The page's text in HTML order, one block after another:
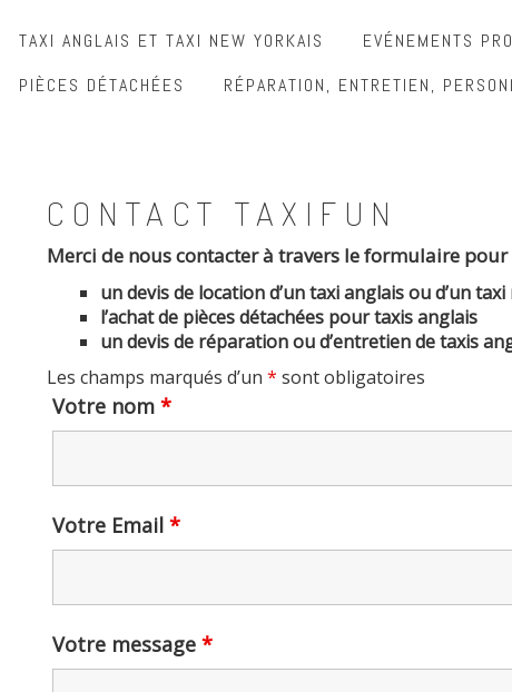
TAXI ANGLAIS ET TAXI NEW YORKAIS EVÉNEMENTS
PIÈCES DÉTACHÉES
RÉPARATION, ENTRETIEN,
CONTACT TAXIFUN
Merci de nous contacter à travers le formulaire
un devis de location d’un taxi anglais ou d’un
l’achat de pièces détachées pour taxis anglais
un devis de réparation ou d’entretien de taxis
Les champs marqués d’un * sont obligatoires
Votre nom *
Votre Email *
Votre message *